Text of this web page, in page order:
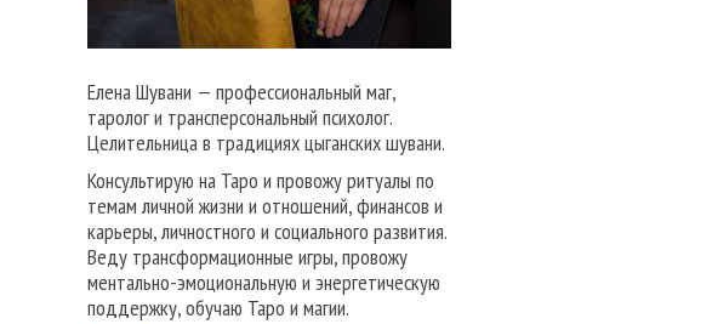
Елена Шувани — профессиональный маг,
таролог и трансперсональный психолог.
Целительница в традициях цыганских шувани.
Консультирую на Таро и провожу ритуалы по
темам личной жизни и отношений, финансов и
карьеры, личностного и социального развития.
Веду трансформационные игры, провожу
ментально-эмоциональную и энергетическую
поддержку, обучаю Таро и магии.